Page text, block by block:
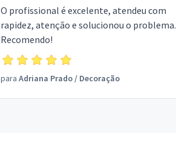
O profissional é excelente, atendeu com
rapidez, atenção e solucionou o problema.
Recomendo!
para Adriana Prado/ Decoração